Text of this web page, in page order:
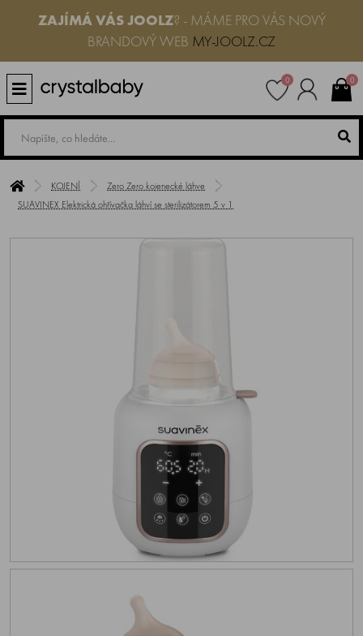
ZAJÍMÁ VÁS JOOLZ? - MÁME PRO VÁS NOVÝ
BRANDOVÝ WEB MY-JOOLZ.CZ
0 0
KOJENÍ
Zero Zero kojenecké láhve
SUAVINEX Elektrická ohřívačka láhví se sterilizátorem 5 v 1